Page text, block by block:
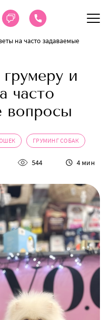
на часто задаваемые
и
часто
вопросы
ГРУМИНГ СОБАК
544 4 мин